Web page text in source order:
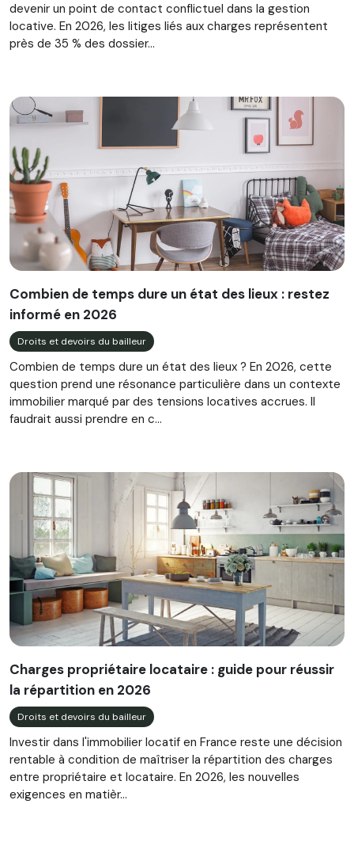
devenir un point de contact conflictuel dans la gestion
locative. En 2026, les litiges liés aux charges représentent
près de 35 % des dossier...
Combien de temps dure un état des lieux : restez
informé en 2026
Droits et devoirs du bailleur
Combien de temps dure un état des lieux ? En 2026, cette
question prend une résonance particulière dans un contexte
immobilier marqué par des tensions locatives accrues. Il
faudrait aussi prendre en c...
Charges propriétaire locataire : guide pour réussir
la répartition en 2026
Droits et devoirs du bailleur
Investir dans l'immobilier locatif en France reste une décision
rentable à condition de maîtriser la répartition des charges
entre propriétaire et locataire. En 2026, les nouvelles
exigences en matièr...